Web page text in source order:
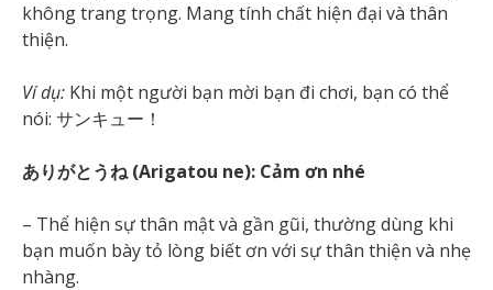
không trang trọng. Mang tính chất hiện đại và thân
thiện.
Ví dụ: Khi một người bạn mời bạn đi chơi, bạn có thể
nói: サンキュー！
ありがとうね (Arigatou ne): Cảm ơn nhé
– Thể hiện sự thân mật và gần gũi, thường dùng khi
bạn muốn bày tỏ lòng biết ơn với sự thân thiện và nhẹ
nhàng.